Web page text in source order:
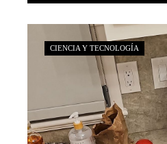
CIENCIA Y TECNOLOGÍA